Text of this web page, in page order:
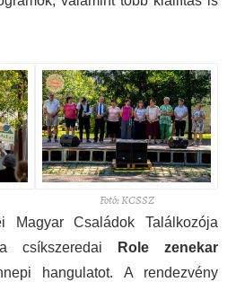
Fotó: KCSSZ
Magyar Családok Találkozója
csíkszeredai
Role
zenekar
hangulatot. A rendezvény